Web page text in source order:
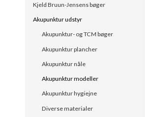
Kjeld Bruun-Jensens bøger
Akupunktur udstyr
Akupunktur- og TCM bøger
Akupunktur plancher
Akupunktur nåle
Akupunktur modeller
Akupunktur hygiejne
Diverse materialer